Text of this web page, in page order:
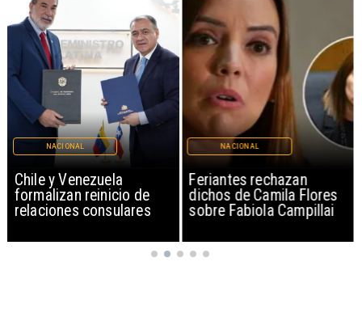
Chile y Venezuela
formalizan reinicio de
relaciones consulares
NACIONAL
Feriantes rechazan
dichos de Camila Flores
sobre Fabiola Campillai
NACIONAL